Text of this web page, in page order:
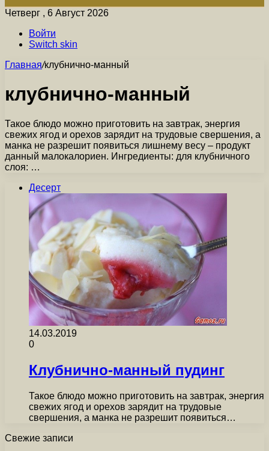
Четверг , 6 Август 2026
Войти
Switch skin
Главная/клубнично-манный
клубнично-манный
Такое блюдо можно приготовить на завтрак, энергия
свежих ягод и орехов зарядит на трудовые свершения, а
манка не разрешит появиться лишнему весу – продукт
данный малокалориен. Ингредиенты: для клубничного
слоя: …
Десерт
14.03.2019
0
Клубнично-манный пудинг
Такое блюдо можно приготовить на завтрак, энергия
свежих ягод и орехов зарядит на трудовые
свершения, а манка не разрешит появиться…
Свежие записи